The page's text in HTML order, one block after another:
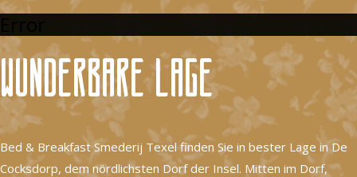
Wunderbare Lage
Bed & Breakfast Smederij Texel finden Sie in bester Lage in De
Cocksdorp, dem nördlichsten Dorf der Insel. Mitten im Dorf,